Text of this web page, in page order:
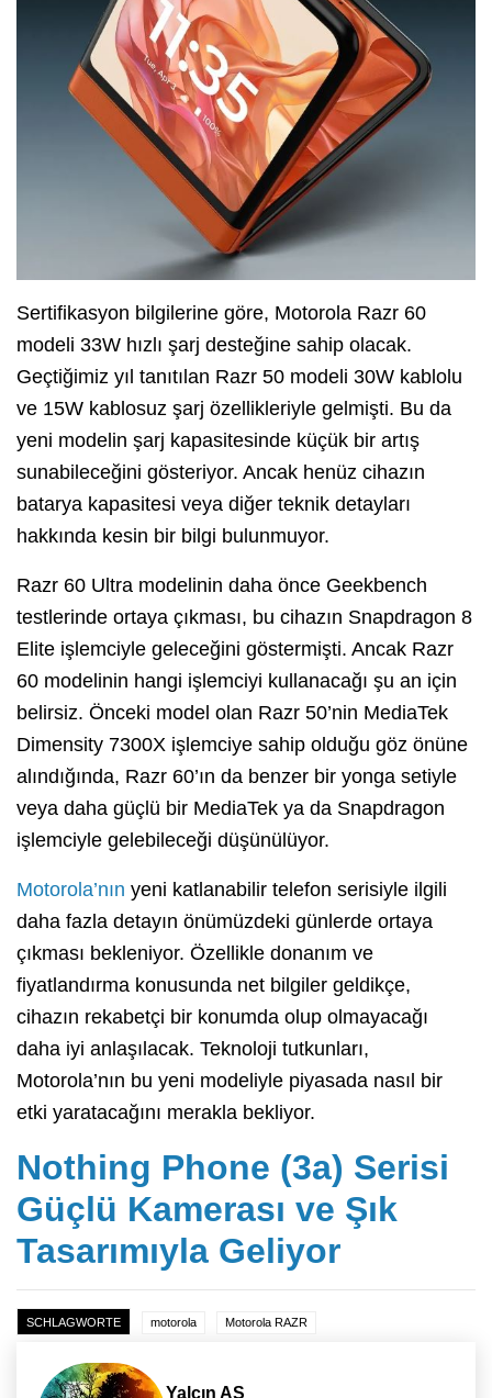
Sertifikasyon bilgilerine göre, Motorola Razr 60
modeli 33W hızlı şarj desteğine sahip olacak.
Geçtiğimiz yıl tanıtılan Razr 50 modeli 30W kablolu
ve 15W kablosuz şarj özellikleriyle gelmişti. Bu da
yeni modelin şarj kapasitesinde küçük bir artış
sunabileceğini gösteriyor. Ancak henüz cihazın
batarya kapasitesi veya diğer teknik detayları
hakkında kesin bir bilgi bulunmuyor.
Razr 60 Ultra modelinin daha önce Geekbench
testlerinde ortaya çıkması, bu cihazın Snapdragon 8
Elite işlemciyle geleceğini göstermişti. Ancak Razr
60 modelinin hangi işlemciyi kullanacağı şu an için
belirsiz. Önceki model olan Razr 50’nin MediaTek
Dimensity 7300X işlemciye sahip olduğu göz önüne
alındığında, Razr 60’ın da benzer bir yonga setiyle
veya daha güçlü bir MediaTek ya da Snapdragon
işlemciyle gelebileceği düşünülüyor.
Motorola’nın yeni katlanabilir telefon serisiyle ilgili
daha fazla detayın önümüzdeki günlerde ortaya
çıkması bekleniyor. Özellikle donanım ve
fiyatlandırma konusunda net bilgiler geldikçe,
cihazın rekabetçi bir konumda olup olmayacağı
daha iyi anlaşılacak. Teknoloji tutkunları,
Motorola’nın bu yeni modeliyle piyasada nasıl bir
etki yaratacağını merakla bekliyor.
Nothing Phone (3a) Serisi
Güçlü Kamerası ve Şık
Tasarımıyla Geliyor
SCHLAGWORTE motorola Motorola RAZR
Yalçın AS